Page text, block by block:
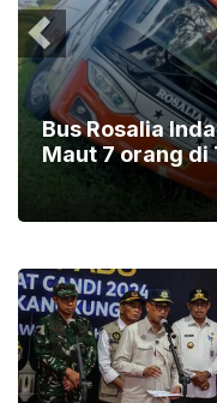
Bus Rosalia
Maut 7 orang di